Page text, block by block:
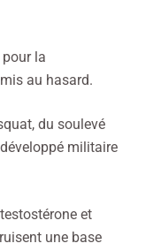
pour la
au hasard.
du soulevé
militaire
et
une base